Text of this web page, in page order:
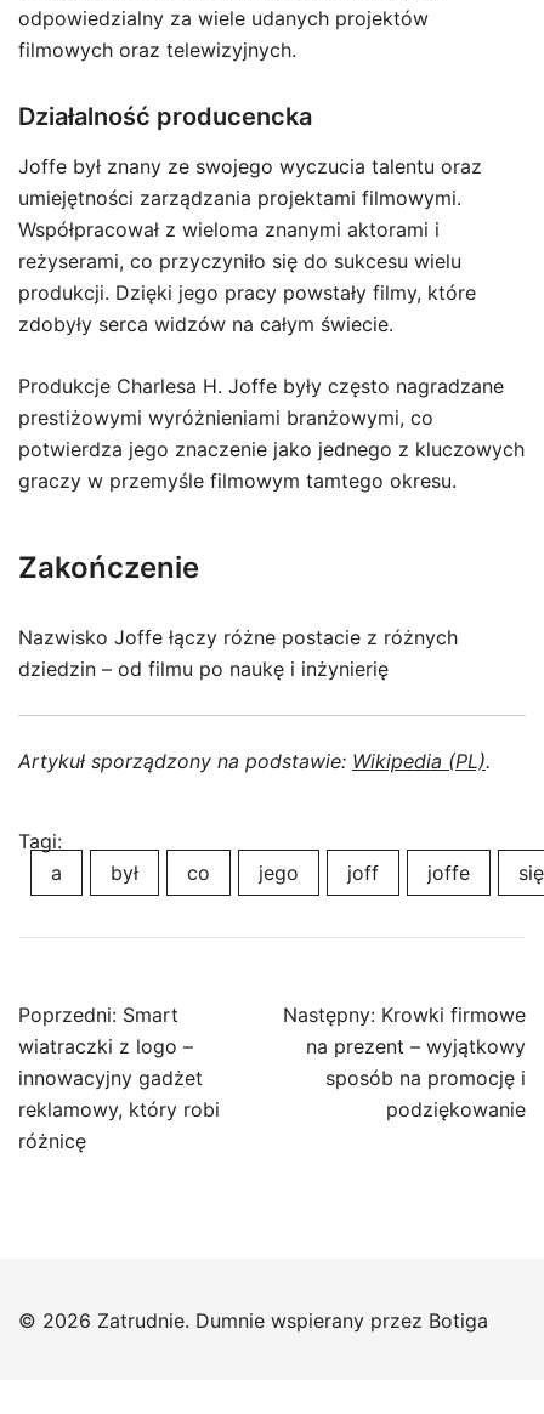
odpowiedzialny za wiele udanych projektów
filmowych oraz telewizyjnych.
Działalność producencka
Joffe był znany ze swojego wyczucia talentu oraz
umiejętności zarządzania projektami filmowymi.
Współpracował z wieloma znanymi aktorami i
reżyserami, co przyczyniło się do sukcesu wielu
produkcji. Dzięki jego pracy powstały filmy, które
zdobyły serca widzów na całym świecie.
Produkcje Charlesa H. Joffe były często nagradzane
prestiżowymi wyróżnieniami branżowymi, co
potwierdza jego znaczenie jako jednego z kluczowych
graczy w przemyśle filmowym tamtego okresu.
Zakończenie
Nazwisko Joffe łączy różne postacie z różnych
dziedzin – od filmu po naukę i inżynierię
Artykuł sporządzony na podstawie: Wikipedia (PL).
Tagi:
a
był co jego joff joffe się
Nawigacja
wpisu
Poprzedni: Smart
wiatraczki z logo –
innowacyjny gadżet
reklamowy, który robi
różnicę
Następny: Krowki firmowe
na prezent – wyjątkowy
sposób na promocję i
podziękowanie
© 2026 Zatrudnie. Dumnie wspierany przez Botiga